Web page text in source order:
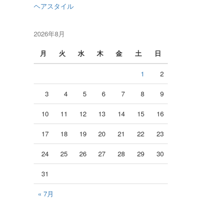
ヘアスタイル
2026年8月
月
火 水 木 金 土 日
« 7月
1 2
3 4 5 6 7 8 9
10 11 12 13 14 15 16
17 18 19 20 21 22 23
24 25 26 27 28 29 30
31